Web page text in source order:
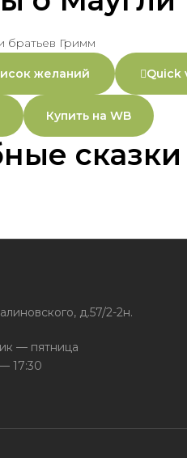
желаний Quick
Купить на WB
д.57/2-2н.
— пятница
17:30